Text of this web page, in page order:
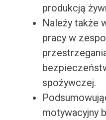
produkcją
Należy także
pracy w
spożywczej.
motywacyjny